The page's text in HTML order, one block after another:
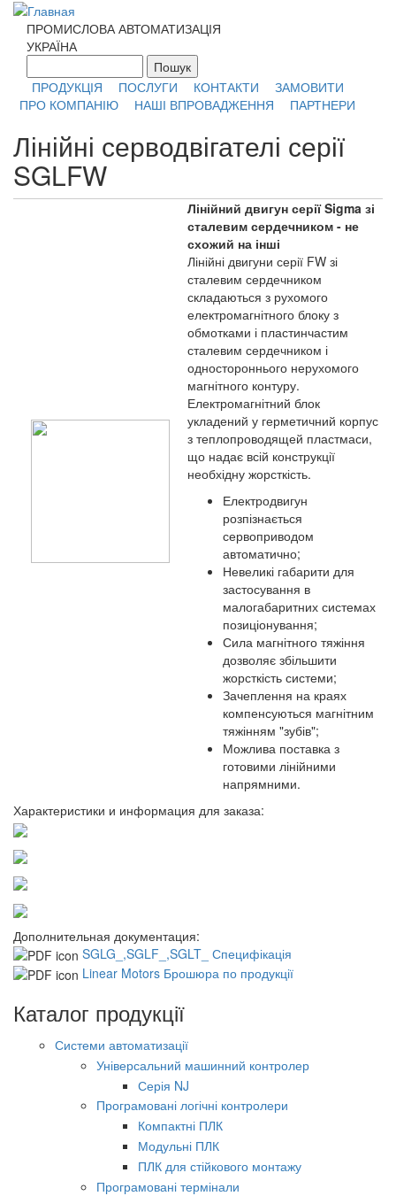
Перейти к основному содержанию
ПРОМИСЛОВА АВТОМАТИЗАЦІЯ
УКРАЇНА
Форма поиска
ПРОДУКЦІЯ
ПОСЛУГИ КОНТАКТИ
ЗАМОВИТИ
ПРО КОМПАНІЮ
НАШІ ВПРОВАДЖЕННЯ ПАРТНЕРИ
Лінійні серводвігателі серії
SGLFW
Лінійний двигун серії Sigma зі
сталевим сердечником - не
схожий на інші
Лінійні двигуни серії FW зі
сталевим сердечником
складаються з рухомого
електромагнітного блоку з
обмотками і пластинчастим
сталевим сердечником і
одностороннього нерухомого
магнітного контуру.
Електромагнітний блок
укладений у герметичний корпус
з теплопроводящей пластмаси,
що надає всій конструкції
необхідну жорсткість.
Електродвигун
розпізнається
сервоприводом
автоматично;
Невеликі габарити для
застосування в
малогабаритних системах
позиціонування;
Сила магнітного тяжіння
дозволяє збільшити
жорсткість системи;
Зачеплення на краях
компенсуються магнітним
тяжінням "зубів";
Можлива поставка з
готовими лінійними
напрямними.
Характеристики и информация для заказа:
Дополнительная документация:
SGLG_,SGLF_,SGLT_ Специфікація
Linear Motors Брошюра по продукції
Каталог продукції
Системи автоматизації
Універсальний машинний контролер
Серія NJ
Програмовані логічні контролери
Компактні ПЛК
Модульні ПЛК
ПЛК для стійкового монтажу
Програмовані термінали